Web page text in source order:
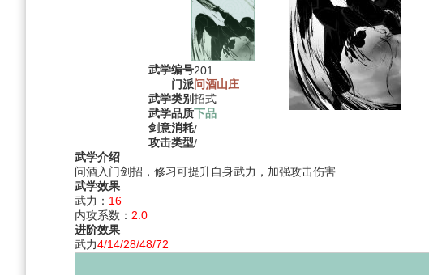
武学编号201
门派问酒山庄
武学类别招式
武学品质下品
剑意消耗/
攻击类型/
武学介绍
问酒入门剑招，修习可提升自身武力，加强攻击伤害
武学效果
武力： 16
内攻系数： 2.0
进阶效果
武力4/14/28/48/72